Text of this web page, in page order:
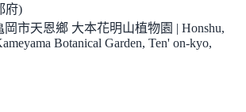
府)
岡市天恩鄉 大本花明山植物園 | Honshu,
Botanical Garden, Ten' on-kyo,